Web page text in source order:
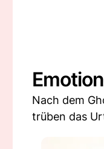
Nach dem
trüben das